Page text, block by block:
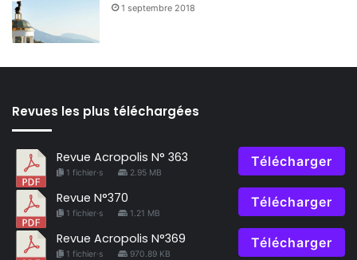
1 septembre 2018
Revues les plus téléchargées
Revue Acropolis N° 363
1 fichier·s 2.95 MB
Télécharger
Revue N°370
1 fichier·s 1.21 MB
Télécharger
Revue Acropolis N°369
1 fichier·s 970.89 KB
Télécharger